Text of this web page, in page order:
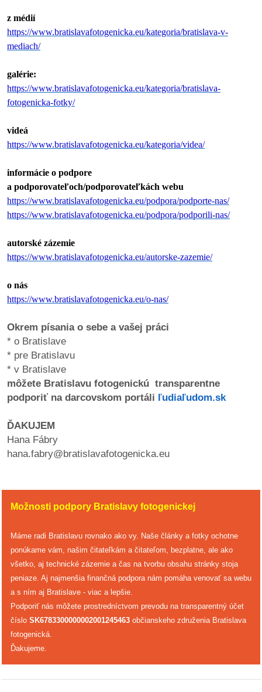
z médií
https://www.bratislavafotogenicka.eu/kategoria/bratislava-v-
mediach/
galérie:
https://www.bratislavafotogenicka.eu/kategoria/bratislava-
fotogenicka-fotky/
videá
https://www.bratislavafotogenicka.eu/kategoria/videa/
informácie o podpore
a podporovateľoch/podporovateľkách webu
https://www.bratislavafotogenicka.eu/podpora/podporte-nas/
https://www.bratislavafotogenicka.eu/podpora/podporili-nas/
autorské zázemie
https://www.bratislavafotogenicka.eu/autorske-zazemie/
o nás
https://www.bratislavafotogenicka.eu/o-nas/
Okrem písania o sebe a vašej práci
* o Bratislave
* pre Bratislavu
* v Bratislave
môžete Bratislavu fotogenickú transparentne
podporiť na darcovskom portáli ľudiaľudom.sk
ĎAKUJEM
Hana Fábry
hana.fabry@bratislavafotogenicka.eu
Možnosti podpory Bratislavy fotogenickej
Máme radi Bratislavu rovnako ako vy. Naše články a fotky ochotne
ponúkame vám, našim čitateľkám a čitateľom, bezplatne, ale ako
všetko, aj technické zázemie a čas na tvorbu obsahu stránky stoja
peniaze. Aj najmenšia finančná podpora nám pomáha venovať sa webu
a s ním aj Bratislave - viac a lepšie.
Podporiť nás môžete prostredníctvom prevodu na transparentný účet
číslo SK6783300000002001245463 občianskeho združenia Bratislava
fotogenická.
Ďakujeme.